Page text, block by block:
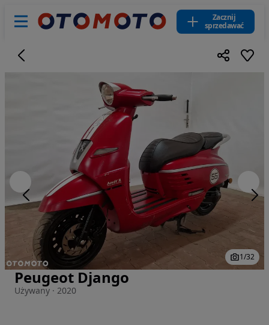
Zacznij
sprzedawać
Zdjęcie 1 z 32
1/32
Peugeot Django
Używany · 2020